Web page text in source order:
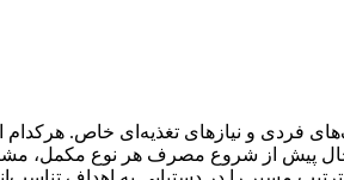
فردی و نیازهای تغذیه‌ای خاص.
پیش از شروع مصرف هر نوع مکمل،